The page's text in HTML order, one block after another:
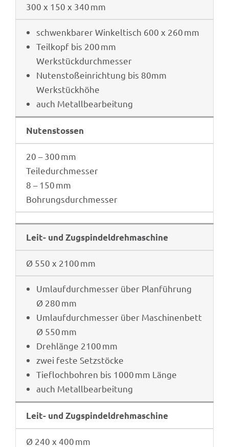
300 x 150 x 340 mm
schwenk­ba­rer Winkel­tisch 600 x 260 mm
Teil­kopf bis 200 mm
Werkstückdurchmesser
Nuten­stoß­ein­rich­tung bis 80mm
Werkstückhöhe
auch Metall­be­ar­bei­tung
Nuten­stos­sen
20 – 300 mm
Teiledurchmesser
8 – 150 mm
Bohrungsdurchmesser
Leit- und Zugspindeldrehmaschine
Ø 550 x 2100 mm
Umlauf­durch­mes­ser über Plan­füh­rung
Ø 280 mm
Umlauf­durch­mes­ser über Maschi­nen­bett
Ø 550 mm
Dreh­länge 2100 mm
zwei feste Setzstöcke
Tief­loch­boh­ren bis 1000 mm Länge
auch Metall­be­ar­bei­tung
Leit- und Zugspindeldrehmaschine
Ø 240 x 400 mm